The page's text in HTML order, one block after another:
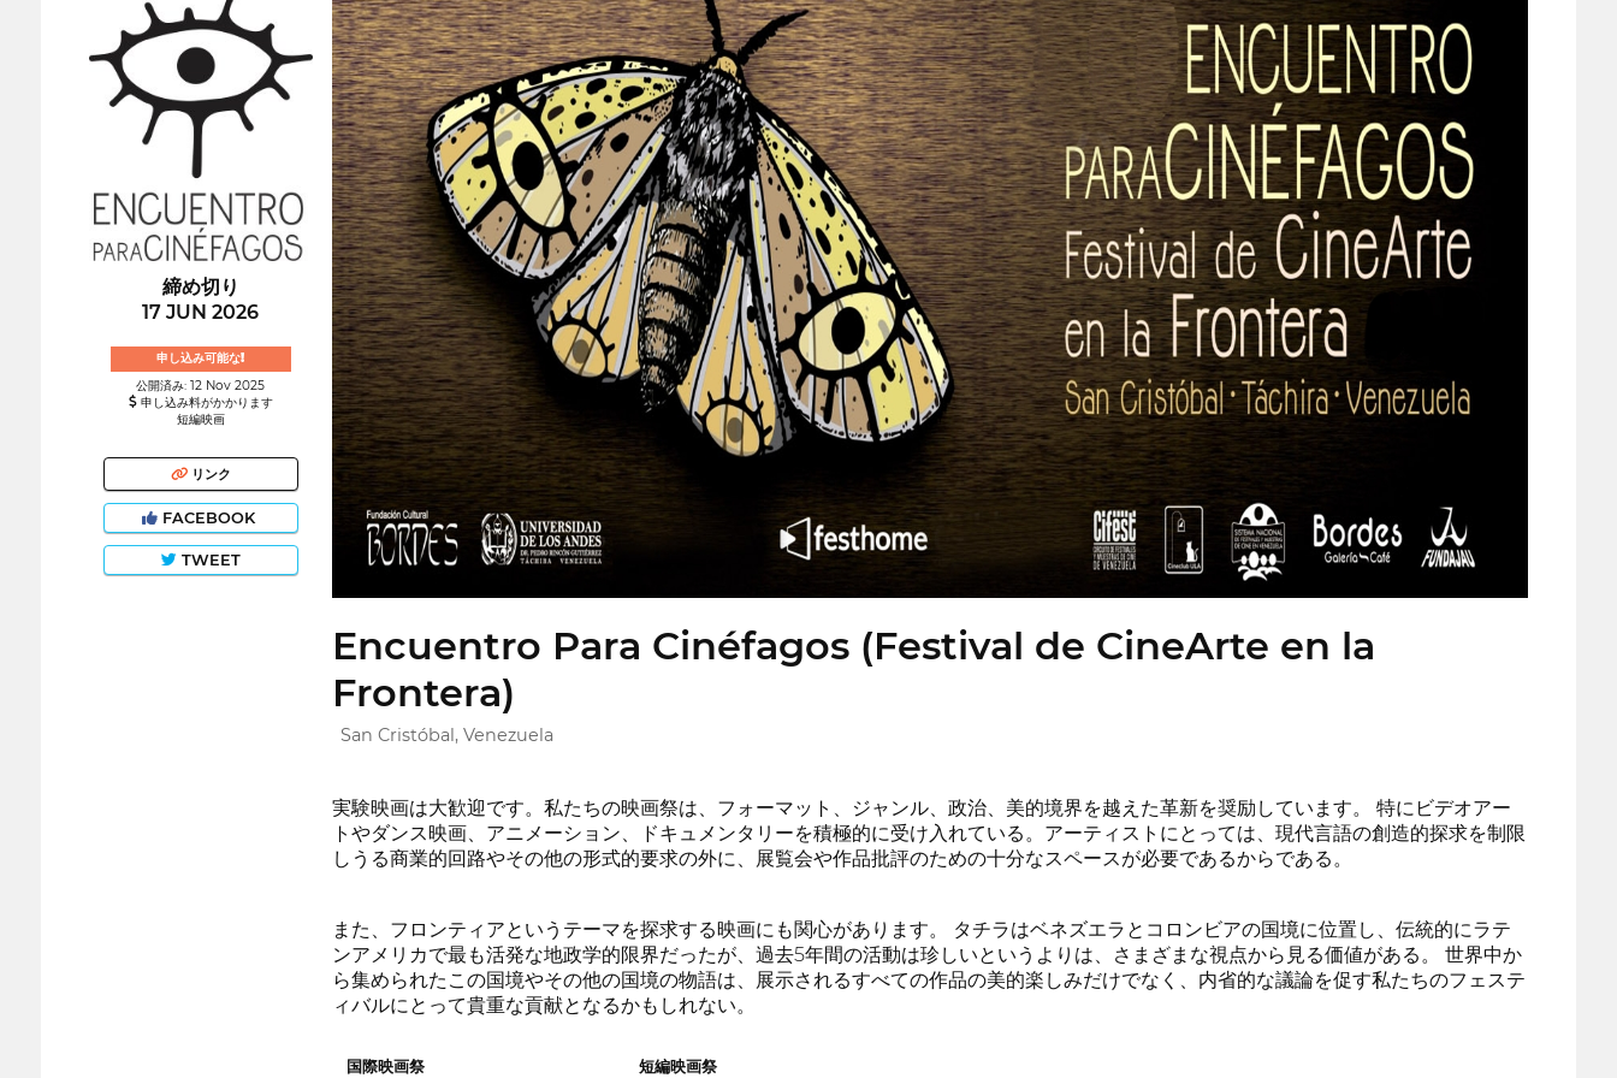
締め切り
17 JUN 2026
申し込み可能な!
公開済み: 12 Nov 2025
申し込み料がかかります
短編映画
リンク
FACEBOOK
TWEET
Encuentro Para Cinéfagos (Festival de CineArte en la
Frontera)
San Cristóbal, Venezuela
実験映画は大歓迎です。私たちの映画祭は、フォーマット、ジャンル、政治、美的境界を越えた革新を奨励しています。 特にビデオアー
トやダンス映画、アニメーション、ドキュメンタリーを積極的に受け入れている。アーティストにとっては、現代言語の創造的探求を制限
しうる商業的回路やその他の形式的要求の外に、展覧会や作品批評のための十分なスペースが必要であるからである。
また、フロンティアというテーマを探求する映画にも関心があります。 タチラはベネズエラとコロンビアの国境に位置し、伝統的にラテ
ンアメリカで最も活発な地政学的限界だったが、過去5年間の活動は珍しいというよりは、さまざまな視点から見る価値がある。 世界中か
ら集められたこの国境やその他の国境の物語は、展示されるすべての作品の美的楽しみだけでなく、内省的な議論を促す私たちのフェステ
ィバルにとって貴重な貢献となるかもしれない。
国際映画祭 短編映画祭